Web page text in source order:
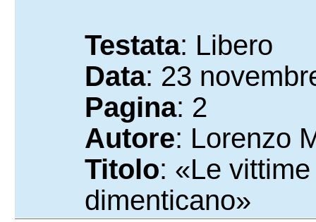
Testata: Libero
Data: 23
Pagina: 2
Autore: Lorenzo
Titolo: «Le
dimenticano»